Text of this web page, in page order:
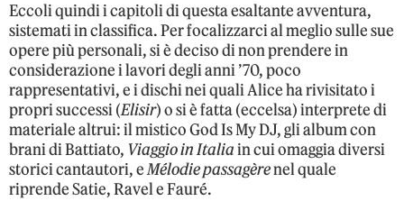
Eccoli quindi i capitoli di questa esaltante avventura,
sistemati in classifica. Per focalizzarci al meglio sulle sue
opere più personali, si è deciso di non prendere in
considerazione i lavori degli anni ’70, poco
rappresentativi, e i dischi nei quali Alice ha rivisitato i
propri successi (Elisir) o si è fatta (eccelsa) interprete di
materiale altrui: il mistico God Is My DJ, gli album con
brani di Battiato, Viaggio in Italiain cui omaggia diversi
storici cantautori, eMélodie passagèrenel quale
riprende Satie, Ravel e Fauré.